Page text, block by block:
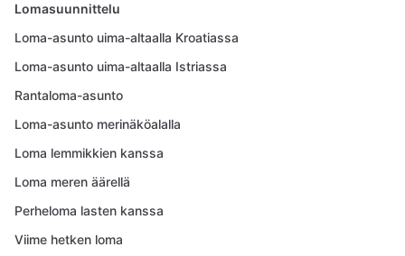
Lomasuunnittelu
Loma-asunto uima-altaalla Kroatiassa
Loma-asunto uima-altaalla Istriassa
Rantaloma-asunto
Loma-asunto merinäköalalla
Loma lemmikkien kanssa
Loma meren äärellä
Perheloma lasten kanssa
Viime hetken loma